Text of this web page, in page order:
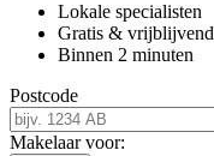
Lokale specialisten
Gratis & vrijblijvend
Binnen 2 minuten
Postcode
Makelaar voor: